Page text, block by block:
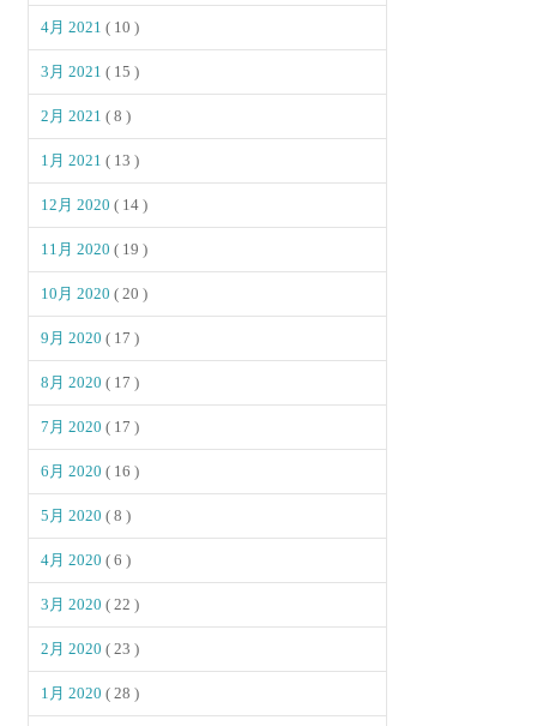
4月 2021( 10 )
3月 2021( 15 )
2月 2021( 8 )
1月 2021( 13 )
12月 2020( 14 )
11月 2020( 19 )
10月 2020( 20 )
9月 2020( 17 )
8月 2020( 17 )
7月 2020( 17 )
6月 2020( 16 )
5月 2020( 8 )
4月 2020( 6 )
3月 2020( 22 )
2月 2020( 23 )
1月 2020( 28 )